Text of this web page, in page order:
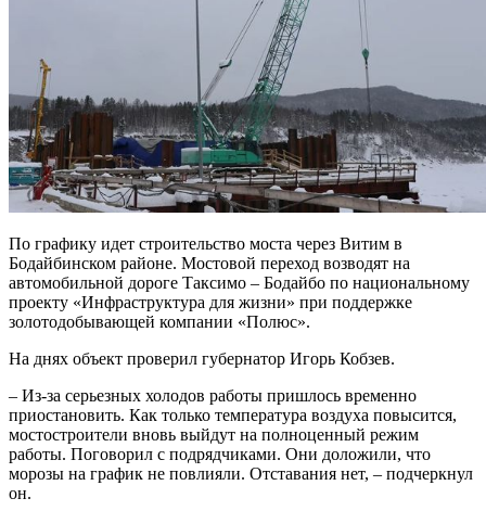
По графику идет строительство моста через Витим в
Бодайбинском районе. Мостовой переход возводят на
автомобильной дороге Таксимо – Бодайбо по национальному
проекту «Инфраструктура для жизни» при поддержке
золотодобывающей компании «Полюс».
На днях объект проверил губернатор Игорь Кобзев.
– Из-за серьезных холодов работы пришлось временно
приостановить. Как только температура воздуха повысится,
мостостроители вновь выйдут на полноценный режим
работы. Поговорил с подрядчиками. Они доложили, что
морозы на график не повлияли. Отставания нет, – подчеркнул
он.